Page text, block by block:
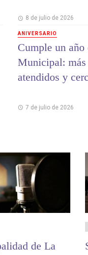
8 de julio de 2026
ANIVERSARIO
Cumple un
Municipal: más
atendidos y
7 de julio de 2026
de La